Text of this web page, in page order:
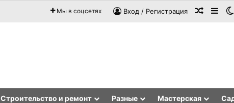
Мы в соцсетях Вход / Регистрация
Строительство и ремонт Разные Мастерская